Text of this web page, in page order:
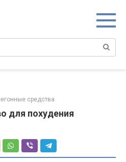
средства
для похудения